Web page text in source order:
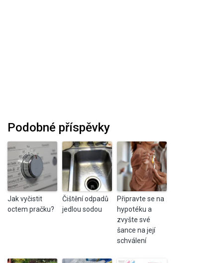
Podobné příspěvky
Jak vyčistit
octem pračku?
Čištění odpadů
jedlou sodou
Připravte se na
hypotéku a
zvyšte své
šance na její
schválení